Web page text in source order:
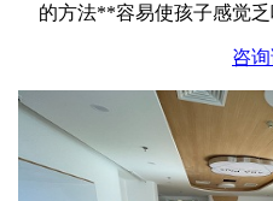
的方法**容易使孩子感觉
咨